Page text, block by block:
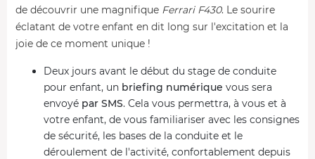
de découvrir une magnifique Ferrari F430. Le sourire
éclatant de votre enfant en dit long sur l'excitation et la
joie de ce moment unique !
Deux jours avant le début du stage de conduite
pour enfant, un briefing numérique vous sera
envoyé par SMS. Cela vous permettra, à vous et à
votre enfant, de vous familiariser avec les consignes
de sécurité, les bases de la conduite et le
déroulement de l'activité, confortablement depuis